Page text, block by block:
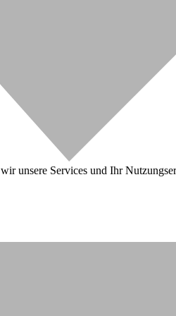
unsere Services und Ihr